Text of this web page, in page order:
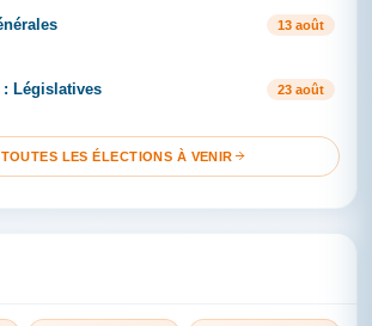
13 août
: Législatives 23 août
LES ÉLECTIONS À VENIR